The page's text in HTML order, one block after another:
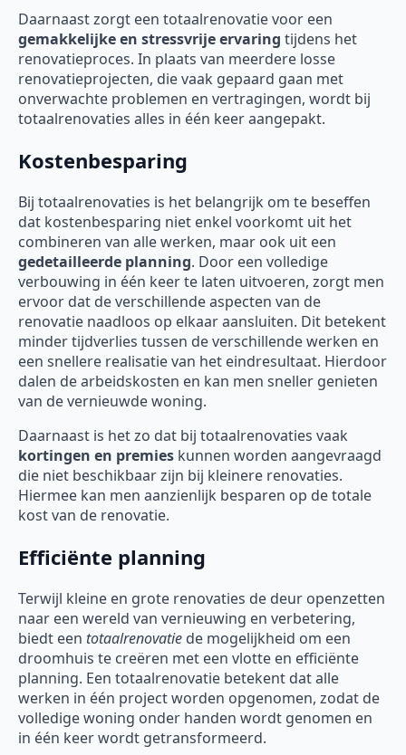
Daarnaast zorgt een totaalrenovatie voor een
gemakkelijke en stressvrije ervaring tijdens het
renovatieproces. In plaats van meerdere losse
renovatieprojecten, die vaak gepaard gaan met
onverwachte problemen en vertragingen, wordt bij
totaalrenovaties alles in één keer aangepakt.
Kostenbesparing
Bij totaalrenovaties is het belangrijk om te beseffen
dat kostenbesparing niet enkel voorkomt uit het
combineren van alle werken, maar ook uit een
gedetailleerde planning. Door een volledige
verbouwing in één keer te laten uitvoeren, zorgt men
ervoor dat de verschillende aspecten van de
renovatie naadloos op elkaar aansluiten. Dit betekent
minder tijdverlies tussen de verschillende werken en
een snellere realisatie van het eindresultaat. Hierdoor
dalen de arbeidskosten en kan men sneller genieten
van de vernieuwde woning.
Daarnaast is het zo dat bij totaalrenovaties vaak
kortingen en premies kunnen worden aangevraagd
die niet beschikbaar zijn bij kleinere renovaties.
Hiermee kan men aanzienlijk besparen op de totale
kost van de renovatie.
Efficiënte planning
Terwijl kleine en grote renovaties de deur openzetten
naar een wereld van vernieuwing en verbetering,
biedt een totaalrenovatie de mogelijkheid om een
droomhuis te creëren met een vlotte en efficiënte
planning. Een totaalrenovatie betekent dat alle
werken in één project worden opgenomen, zodat de
volledige woning onder handen wordt genomen en
in één keer wordt getransformeerd.